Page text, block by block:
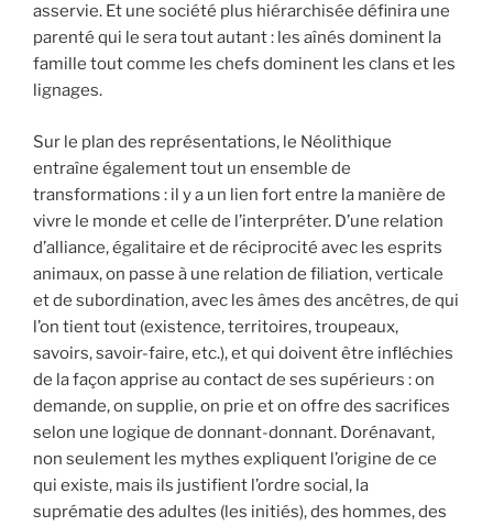
asservie. Et une société plus hiérarchisée définira une
parenté qui le sera tout autant : les aînés dominent la
famille tout comme les chefs dominent les clans et les
lignages.
Sur le plan des représentations, le Néolithique
entraîne également tout un ensemble de
transformations : il y a un lien fort entre la manière de
vivre le monde et celle de l’interpréter. D’une relation
d’alliance, égalitaire et de réciprocité avec les esprits
animaux, on passe à une relation de filiation, verticale
et de subordination, avec les âmes des ancêtres, de qui
l’on tient tout (existence, territoires, troupeaux,
savoirs, savoir-faire, etc.), et qui doivent être infléchies
de la façon apprise au contact de ses supérieurs : on
demande, on supplie, on prie et on offre des sacrifices
selon une logique de donnant-donnant. Dorénavant,
non seulement les mythes expliquent l’origine de ce
qui existe, mais ils justifient l’ordre social, la
suprématie des adultes (les initiés), des hommes, des